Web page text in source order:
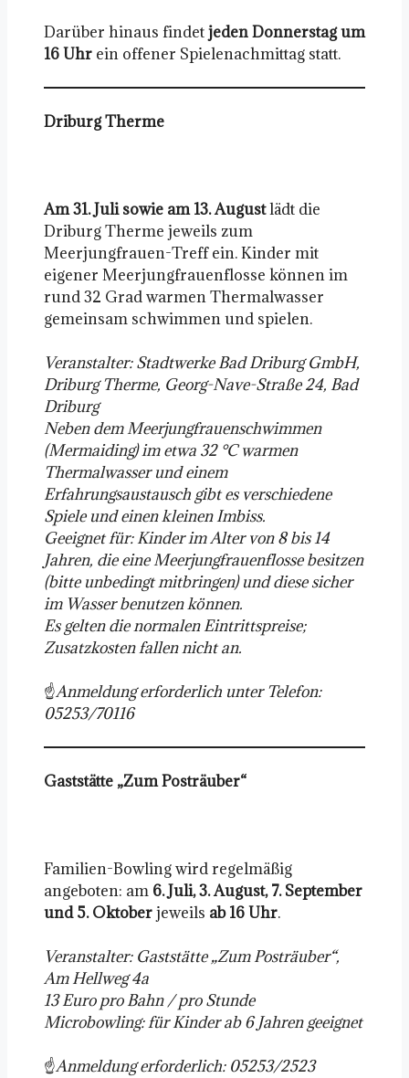
Darüber hinaus findetjeden Donnerstag um
16 Uhr ein offener Spielenachmittag statt.
Driburg Therme
Am 31. Juli sowie am 13. Augustlädt die
Driburg Therme jeweils zum
Meerjungfrauen-Treff ein. Kinder mit
eigener Meerjungfrauenflosse können im
rund 32 Grad warmen Thermalwasser
gemeinsam schwimmen und spielen.
Veranstalter: Stadtwerke Bad Driburg GmbH,
Driburg Therme, Georg-Nave-Straße 24, Bad
Driburg
Neben dem Meerjungfrauenschwimmen
(Mermaiding) im etwa 32 °C warmen
Thermalwasser und einem
Erfahrungsaustausch gibt es verschiedene
Spiele und einen kleinen Imbiss.
Geeignet für: Kinder im Alter von 8 bis 14
Jahren, die eine Meerjungfrauenflosse besitzen
(bitte unbedingt mitbringen) und diese sicher
im Wasser benutzen können.
Es gelten die normalen Eintrittspreise;
Zusatzkosten fallen nicht an.
☝️Anmeldung erforderlich unter Telefon:
05253/70116
Gaststätte „Zum Posträuber“
Familien-Bowling wird regelmäßig
angeboten: am 6. Juli, 3. August, 7. September
und 5. Oktoberjeweils ab 16 Uhr.
Veranstalter: Gaststätte „Zum Posträuber“,
Am Hellweg 4a
13 Euro pro Bahn / pro Stunde
Microbowling: für Kinder ab 6 Jahren geeignet
☝️Anmeldung erforderlich: 05253/2523